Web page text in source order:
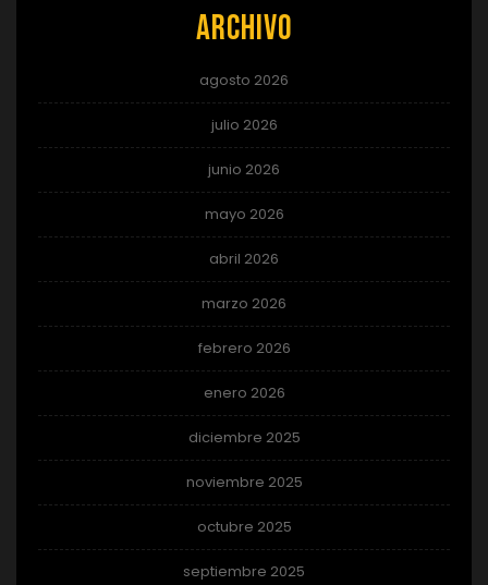
Archivo
agosto 2026
julio 2026
junio 2026
mayo 2026
abril 2026
marzo 2026
febrero 2026
enero 2026
diciembre 2025
noviembre 2025
octubre 2025
septiembre 2025